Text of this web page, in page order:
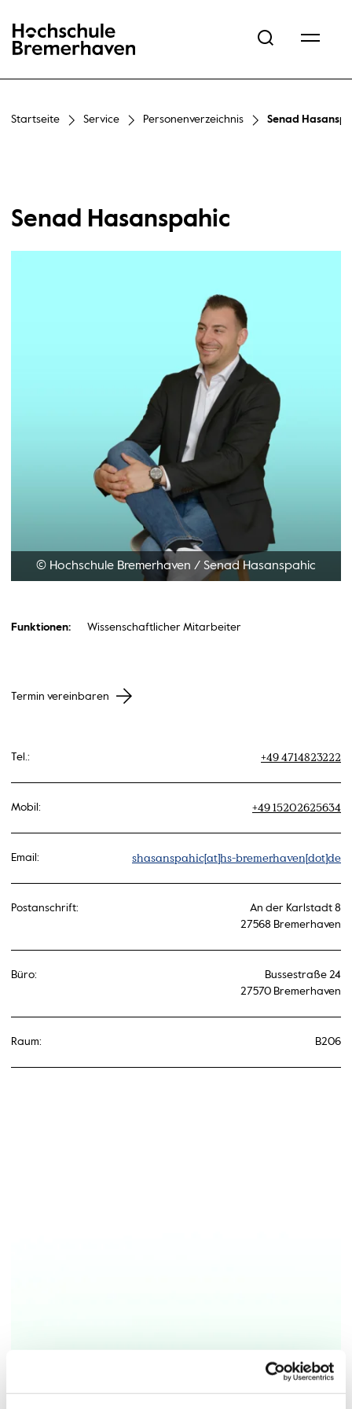
Hochschule Bremerhaven
Startseite Service Personenverzeichnis Senad
Senad Hasanspahic
© Hochschule Bremerhaven / Senad Hasanspahic
Funktionen: Wissenschaftlicher Mitarbeiter
Termin vereinbaren
Tel.: +49 4714823222
Mobil: +49 15202625634
Email: shasanspahic[at]hs-bremerhaven[dot]de
Postanschrift:
An der Karlstadt 8
27568 Bremerhaven
Büro:
Bussestraße 24
27570 Bremerhaven
Raum: B206